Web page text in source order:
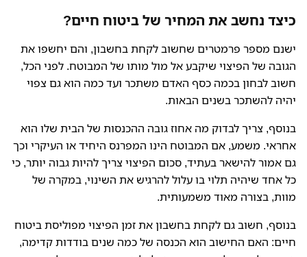
כיצד נחשב את המחיר של ביטוח חיים?
ישנם מספר פרמטרים שחשוב לקחת בחשבון, והם יחשפו את
הגובה של הפיצוי שיקבע אל מול מותו של המבוטח. לפני הכל,
חשוב לבחון בכמה כסף האדם משתכר ועד כמה הוא גם צפוי
יהיה להשתכר בשנים הבאות.
בנוסף, צריך לבדוק מה אחוז גובה ההכנסות של הבית שלו הוא
אחראי. משמע, אם המבוטח הינו המפרנס היחיד או העיקרי וכך
גם אמור להישאר בעתיד, סכום הפיצוי צריך להיות גבוה יותר, כי
כל אחד שיהיה תלוי בו עלול להרגיש את השינוי, במקרה של
מוות, בצורה מאוד משמעותית.
בנוסף, חשוב גם לקחת בחשבון את זמן הפיצוי מפוליסת ביטוח
חיים: האם החישוב הוא הכנסה של כמה שנים בודדות קדימה,